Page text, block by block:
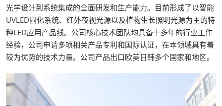
光学设计到系统集成的全面研发和生产能力。目前形成了以智能
UVLED固化系统、红外夜视光源以及植物生长照明光源为主的特
种LED应用产品线。公司核心技术团队均具备十多年的行业工作
经验，公司申请多项相关产品专利和国际认证，在本领域具有着
较为优势的技术力量。公司产品出口欧美日韩多个国家和地区。